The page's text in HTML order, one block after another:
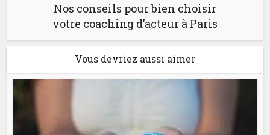
Nos conseils pour bien choisir
votre coaching d’acteur à Paris
Vous devriez aussi aimer